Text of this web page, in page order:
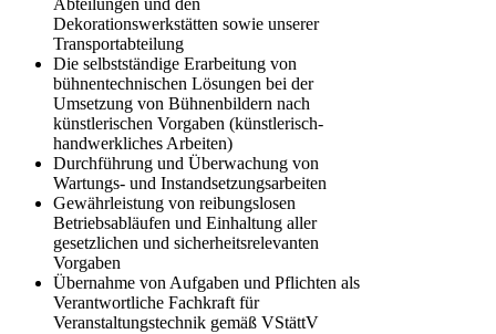
Abteilungen und den
Dekorationswerkstätten sowie unserer
Transportabteilung
Die selbstständige Erarbeitung von
bühnentechnischen Lösungen bei der
Umsetzung von Bühnenbildern nach
künstlerischen Vorgaben (künstlerisch-
handwerkliches Arbeiten)
Durchführung und Überwachung von
Wartungs- und Instandsetzungsarbeiten
Gewährleistung von reibungslosen
Betriebsabläufen und Einhaltung aller
gesetzlichen und sicherheitsrelevanten
Vorgaben
Übernahme von Aufgaben und Pflichten als
Verantwortliche Fachkraft für
Veranstaltungstechnik gemäß VStättV